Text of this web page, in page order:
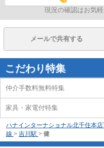
現況の確認はお気
メールで共有する
こだわり特集
仲介手数料無料特集
家具・家電付特集
ハナインターナショナル北千住本店
線 > 吉川駅 > 健